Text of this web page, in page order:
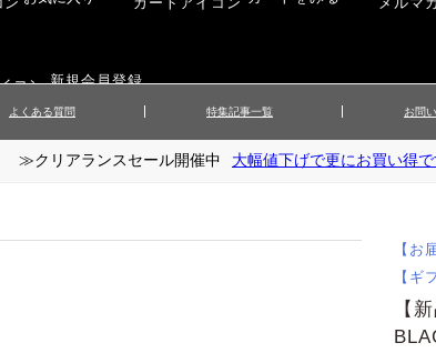
新規会員登録
▲メンズニット
ート ▲レディースボトムス
▲財布・キーケース
よくある質問 特集記事一覧 お問
≫クリアランスセール開催中 大幅値下げで更にお買い得で
【お
【ギ
【